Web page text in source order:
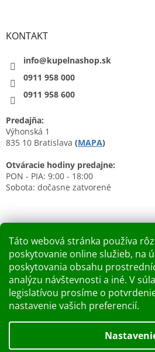
Táto webová stránka používa
poskytovanie online služieb, na
poskytovania obsahu
analýzu návštevnosti a iné. V
legislatívou prosíme o
nastavenie vašich preferencií.
KONTAKT
info@kupelnashop.sk
0911 958 000
0911 958 600
Predajňa:
Výhonská 1
835 10 Bratislava (MAPA)
Otváracie hodiny predajne:
PON - PIA: 9:00 - 18:00
Sobota: dočasne zatvorené
Nákupný košík
0KS / 0 €